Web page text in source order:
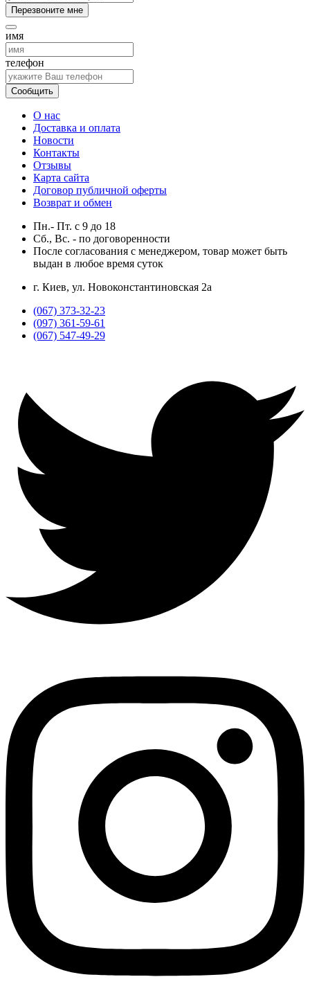
Перезвоните мне
имя
телефон
Сообщить
О нас
Доставка и оплата
Новости
Контакты
Отзывы
Карта сайта
Договор публичной оферты
Возврат и обмен
Пн.- Пт. с 9 до 18
Сб., Вс. - по договоренности
После согласования с менеджером, товар может быть
выдан в любое время суток
г. Киев, ул. Новоконстантиновская 2а
(067) 373-32-23
(097) 361-59-61
(067) 547-49-29